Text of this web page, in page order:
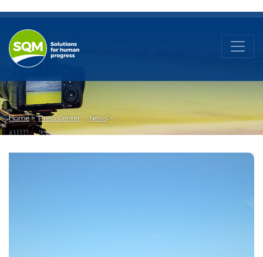
Home Press Center News